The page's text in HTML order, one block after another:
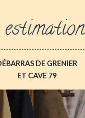
DE GRENIER
ET CAVE 79